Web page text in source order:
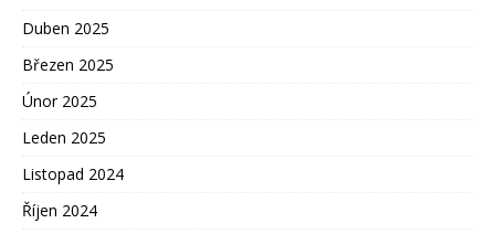
Duben 2025
Březen 2025
Únor 2025
Leden 2025
Listopad 2024
Říjen 2024